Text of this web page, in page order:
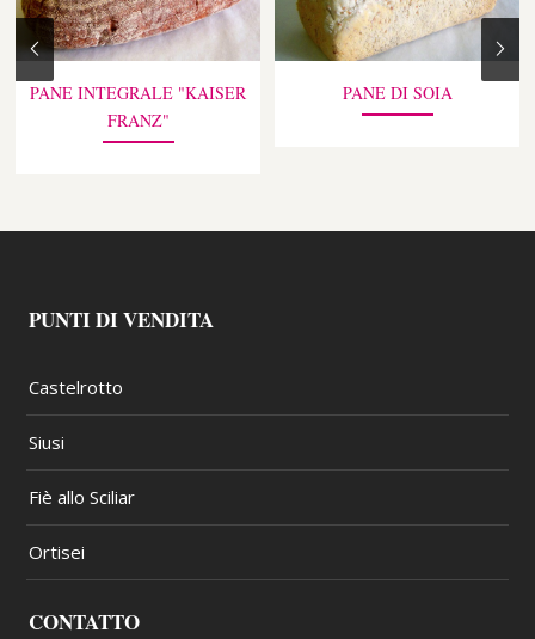
PANE INTEGRALE "KAISER
FRANZ"
PANE DI SOIA
PUNTI DI VENDITA
Castelrotto
Siusi
Fiè allo Sciliar
Ortisei
CONTATTO